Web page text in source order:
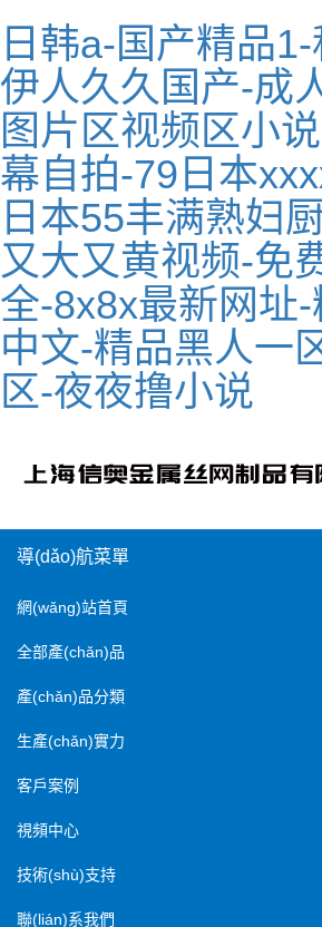
日韩a-国产精品
伊人久久国产-成
图片区视频区小
幕自拍-79日本
日本55丰满熟妇
又大又黄视频-免
全-8x8x最新网址-
中文-精品黑人一
区-夜夜撸小说
導(dǎo)航菜單
網(wǎng)站首頁
全部產(chǎn)品
產(chǎn)品分類
生產(chǎn)實力
客戶案例
視頻中心
技術(shù)支持
聯(lián)系我們